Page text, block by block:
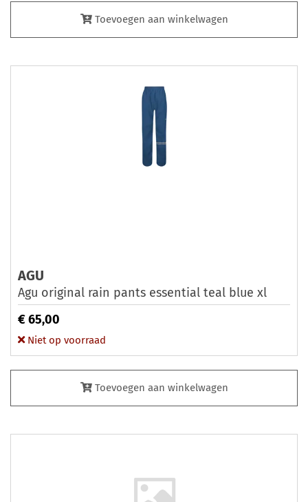
Toevoegen aan winkelwagen
AGU
Agu original rain pants essential teal blue xl
€ 65,00
Niet op voorraad
Toevoegen aan winkelwagen